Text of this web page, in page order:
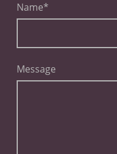
Name*
Message